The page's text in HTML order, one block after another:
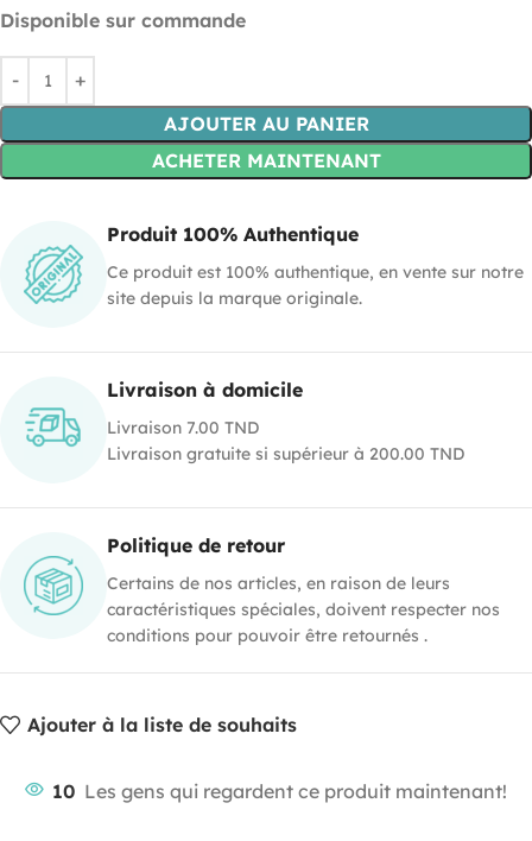
Disponible sur commande
AJOUTER AU PANIER
ACHETER MAINTENANT
Produit 100% Authentique
Ce produit est 100% authentique, en vente sur notre
site depuis la marque originale.
Livraison à domicile
Livraison 7.00 TND
Livraison gratuite si supérieur à 200.00 TND
Politique de retour
Certains de nos articles, en raison de leurs
caractéristiques spéciales, doivent respecter nos
conditions pour pouvoir être retournés .
Ajouter à la liste de souhaits
10 Les gens qui regardent ce produit maintenant!